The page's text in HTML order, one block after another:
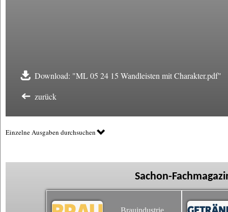
Download: "ML 05 24 15 Wandleisten mit Charakter.pdf"
zurück
Einzelne Ausgaben durchsuchen
Sachon-
Brauindustrie